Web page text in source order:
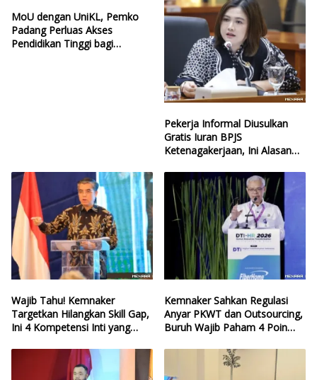
MoU dengan UniKL, Pemko
Padang Perluas Akses
Pendidikan Tinggi bagi
Pekerja Informal Diusulkan
Gratis Iuran BPJS
Ketenagakerjaan, Ini Alasan
Wajib Tahu! Kemnaker
Targetkan Hilangkan Skill Gap,
Ini 4 Kompetensi Inti yang
Kemnaker Sahkan Regulasi
Anyar PKWT dan Outsourcing,
Buruh Wajib Paham 4 Poin